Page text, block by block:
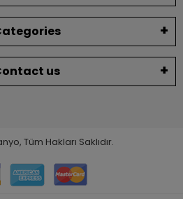
us
Tüm Hakları Saklıdır.